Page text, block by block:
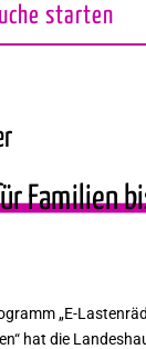
Familien
„E-
hat die